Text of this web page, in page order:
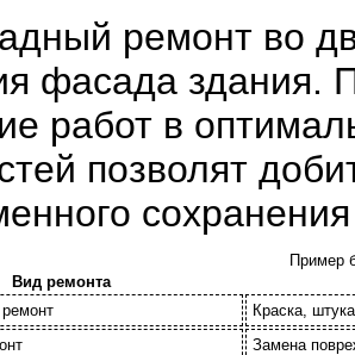
ремонт во
фасада здания.
работ в
позволят
Пример
Вид ремонта
Краска,
Замена